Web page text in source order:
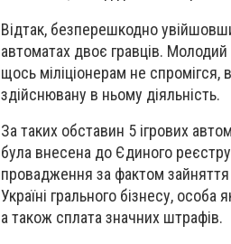
Відтак, безперешкодно
автоматах двоє гравців.
щось міліціонерам не
здійснювану в ньому діяльність.
За таких обставин 5 ігрових
була внесена до Єдиного
провадження за фактом
Україні грального бізнесу,
а також сплата значних штрафів.